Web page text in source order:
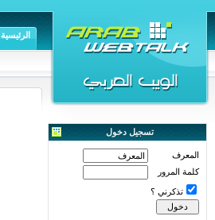
الرئيسية
تسجيل دخول
المعرف
كلمة المرور
تذكرني ؟